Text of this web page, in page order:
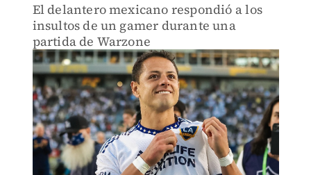
El delantero mexicano respondió a los
insultos de un gamer durante una
partida de Warzone